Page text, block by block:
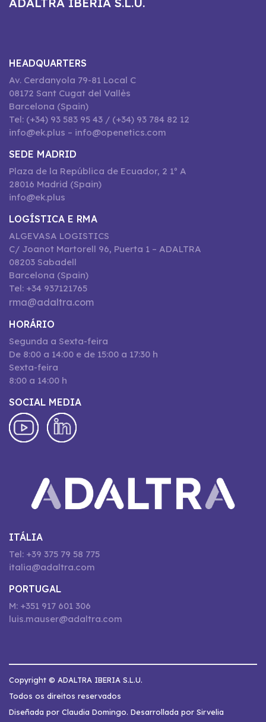
HEADQUARTERS
Av. Cerdanyola 79-81 Local C
08172 Sant Cugat del Vallès
Barcelona (Spain)
Tel: (+34) 93 583 95 43 / (+34) 93 784 82 12
info@ek.plus – info@openetics.com
SEDE MADRID
Plaza de la República de Ecuador, 2 1º A
28016 Madrid (Spain)
info@ek.plus
LOGÍSTICA E RMA
ALGEVASA LOGISTICS
C/ Joanot Martorell 96, Puerta 1 – ADALTRA
08203 Sabadell
Barcelona (Spain)
Tel: +34 937121765
rma@adaltra.com
HORÁRIO
Segunda a Sexta-feira
De 8:00 a 14:00 e de 15:00 a 17:30 h
Sexta-feira
8:00 a 14:00 h
SOCIAL MEDIA
ITÁLIA
Tel: +39 375 79 58 775
italia@adaltra.com
PORTUGAL
M: +351 917 601 306
luis.mauser@adaltra.com
Copyright © ADALTRA IBERIA S.L.U.
Todos os direitos reservados
Diseñada por Claudia Domingo. Desarrollada por Sirvelia